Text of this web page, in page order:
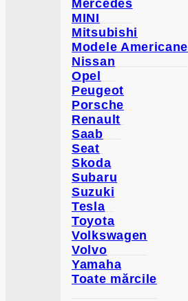
Mercedes
MINI
Mitsubishi
Modele Americane
Nissan
Opel
Peugeot
Porsche
Renault
Saab
Seat
Skoda
Subaru
Suzuki
Tesla
Toyota
Volkswagen
Volvo
Yamaha
Toate mărcile